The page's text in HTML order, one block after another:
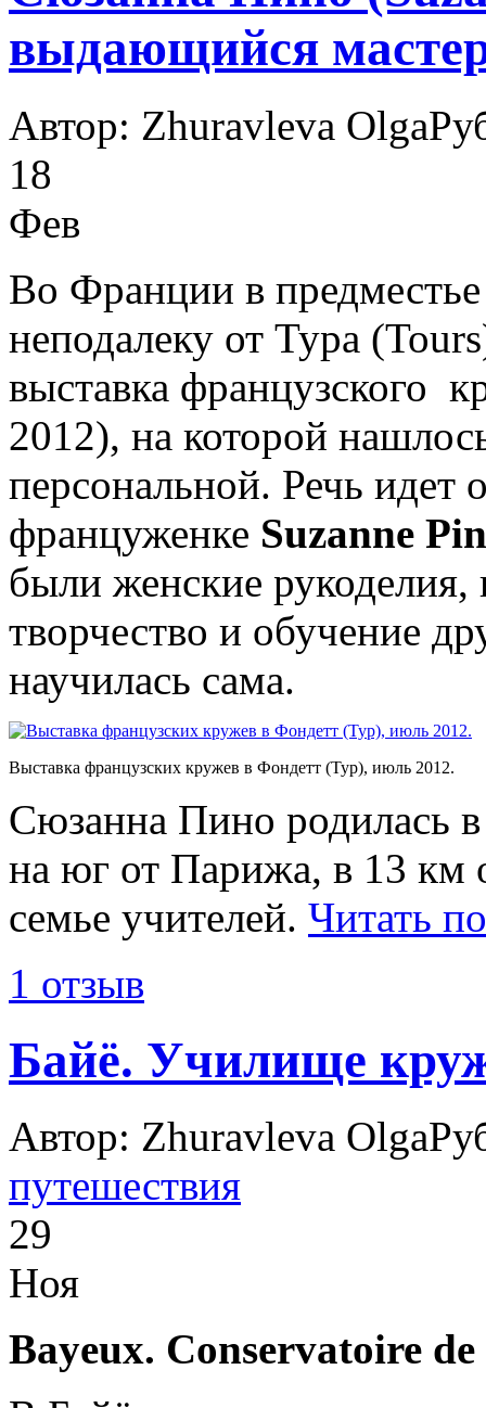
выдающийся
Автор: Zhuravleva Olga
18
Фев
Во Франции в
неподалеку от Тура
выставка французского
2012), на которой
персональной. Речь идет
француженке Suzanne
были женские рукоделия,
творчество и обучение
научилась сама.
Выставка французских кружев в Фондетт (Тур), июль 2012.
Сюзанна Пино родилась
на юг от Парижа, в 13
семье учителей. Читать
1 отзыв
Байё. Училище
Автор: Zhuravleva Olga
путешествия
29
Ноя
Bayeux. Conservatoire